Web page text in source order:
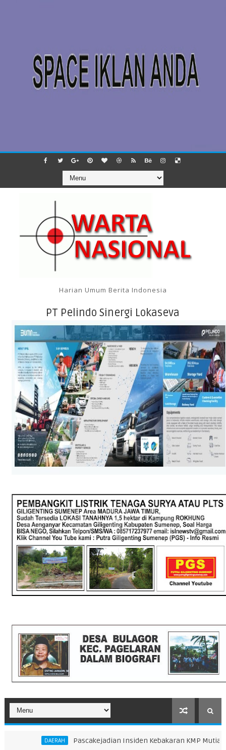
Harian Umum Berita Indonesia
PT Pelindo Sinergi Lokaseva
Pascakejadian Insiden Kebakaran KMP Mutiara Sentosa II,